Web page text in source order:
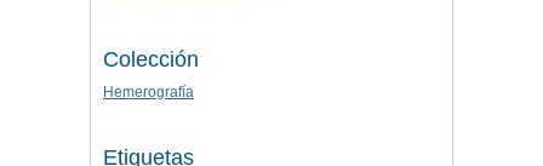
Colección
Hemerografía
Etiquetas